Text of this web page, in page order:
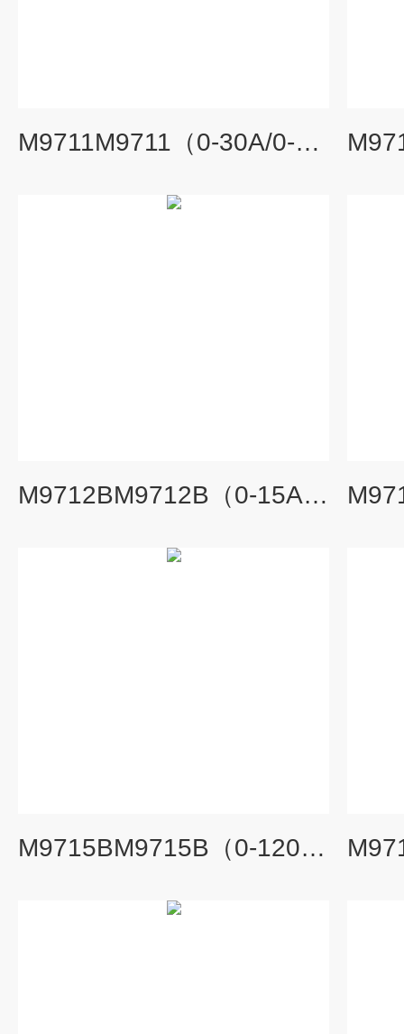
M9711M9711（0-30A/0-150V/150W）可编程直流电子负载仪
M9712BM9712B（0-15A/0-500V/300W）可编程直流电子负载
M9715BM9715B（0-120A/0-500V/1800W）可编程直流电子负载